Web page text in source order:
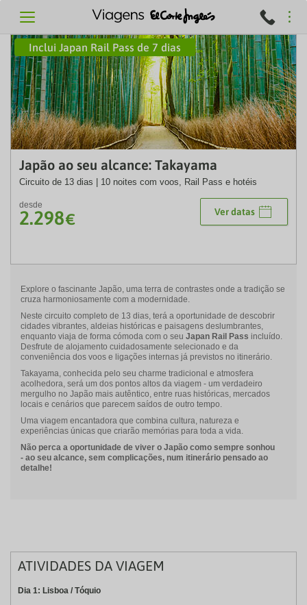
Inclui Japan Rail Pass de 7 dias
Japão ao seu alcance: Takayama
Circuito de 13 dias | 10 noites com voos, Rail Pass e hotéis
desde
2.298€ Ver datas
Explore o fascinante Japão, uma terra de contrastes onde a tradição se
cruza harmoniosamente com a modernidade.
Neste circuito completo de 13 dias, terá a oportunidade de descobrir
cidades vibrantes, aldeias históricas e paisagens deslumbrantes,
enquanto viaja de forma cómoda com o seu Japan Rail Pass incluído.
Desfrute de alojamento cuidadosamente selecionado e da
conveniência dos voos e ligações internas já previstos no itinerário.
Takayama, conhecida pelo seu charme tradicional e atmosfera
acolhedora, será um dos pontos altos da viagem - um verdadeiro
mergulho no Japão mais autêntico, entre ruas históricas, mercados
locais e cenários que parecem saídos de outro tempo.
Uma viagem encantadora que combina cultura, natureza e
experiências únicas que criarão memórias para toda a vida.
Não perca a oportunidade de viver o Japão como sempre sonhou
- ao seu alcance, sem complicações, num itinerário pensado ao
detalhe!
ATIVIDADES DA VIAGEM
Dia 1: Lisboa / Tóquio